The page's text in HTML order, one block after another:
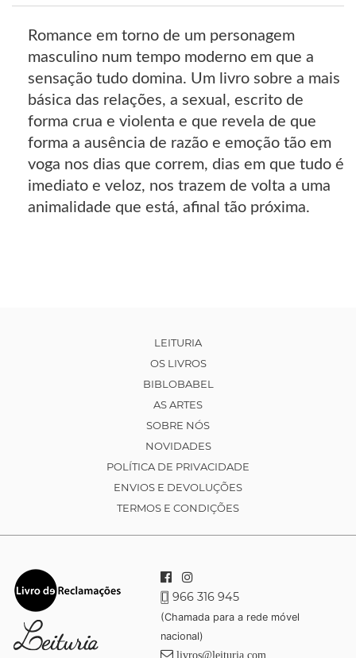
Romance em torno de um personagem
masculino num tempo moderno em que a
sensação tudo domina. Um livro sobre a mais
básica das relações, a sexual, escrito de
forma crua e violenta e que revela de que
forma a ausência de razão e emoção tão em
voga nos dias que correm, dias em que tudo é
imediato e veloz, nos trazem de volta a uma
animalidade que está, afinal tão próxima.
LEITURIA
OS LIVROS
BIBLOBABEL
AS ARTES
SOBRE NÓS
NOVIDADES
POLÍTICA DE PRIVACIDADE
ENVIOS E DEVOLUÇÕES
TERMOS E CONDIÇÕES
966 316 945
(Chamada para a rede móvel
nacional)
livros@leituria.com